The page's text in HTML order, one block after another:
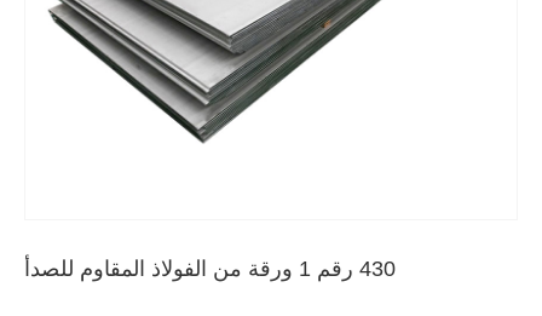
430 رقم 1 ورقة من الفولاذ المقاوم للصدأ